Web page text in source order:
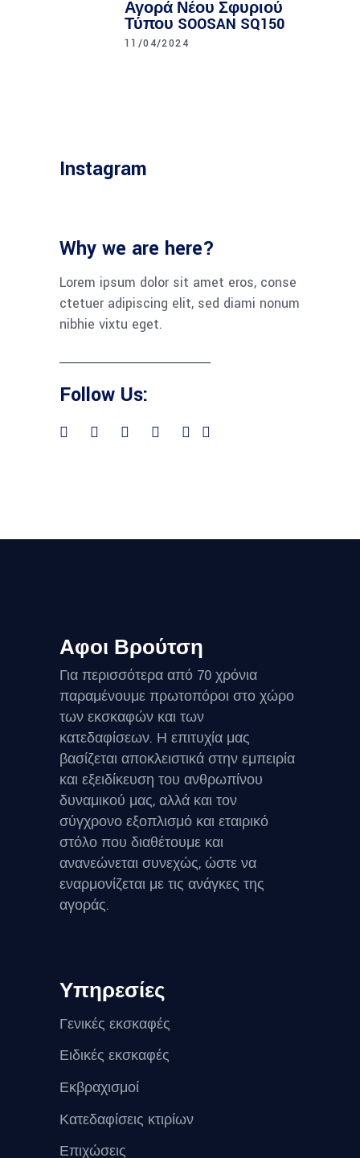
Αγορά Νέου Σφυριού
Τύπου SOOSAN SQ150
11/04/2024
Instagram
Why we are here?
Lorem ipsum dolor sit amet eros, conse
ctetuer adipiscing elit, sed diami nonum
nibhie vixtu eget.
Follow Us:
Αφοι Βρούτση
Για περισσότερα από 70 χρόνια
παραμένουμε πρωτοπόροι στο χώρο
των εκσκαφών και των
κατεδαφίσεων. Η επιτυχία μας
βασίζεται αποκλειστικά στην εμπειρία
και εξειδίκευση του ανθρωπίνου
δυναμικού μας, αλλά και τον
σύγχρονο εξοπλισμό και εταιρικό
στόλο που διαθέτουμε και
ανανεώνεται συνεχώς, ώστε να
εναρμονίζεται με τις ανάγκες της
αγοράς.
Υπηρεσίες
Γενικές εκσκαφές
Ειδικές εκσκαφές
Εκβραχισμοί
Κατεδαφίσεις κτιρίων
Επιχώσεις